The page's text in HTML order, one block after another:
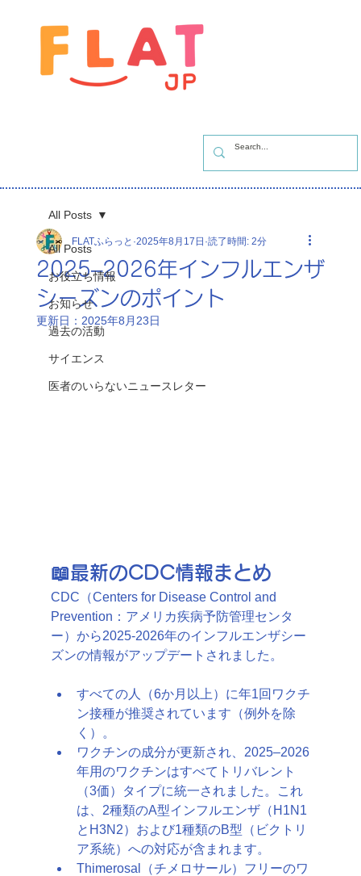
All Posts
お役立ち情報
お知らせ
過去の活動
サイエンス
医者のいらないニュースレター
All Posts
2025–2026年インフルエンザ
シーズンのポイント
FLATふらっと 2025年8月17日 読了時間: 2分
更新日： 2025年8月23日
📖最新のCDC情報まとめ
CDC（Centers for Disease Control and
Prevention：アメリカ疾病予防管理センタ
ー）から2025-2026年のインフルエンザシー
ズンの情報がアップデートされました。
すべての人（6か月以上）に年1回ワクチ
ン接種が推奨されています（例外を除
く）。
ワクチンの成分が更新され、2025–2026
年用のワクチンはすべてトリバレント
（3価）タイプに統一されました。これ
は、2種類のA型インフルエンザ（H1N1
とH3N2）および1種類のB型（ビクトリ
ア系統）への対応が含まれます。
Thimerosal（チメロサール）フリーのワ